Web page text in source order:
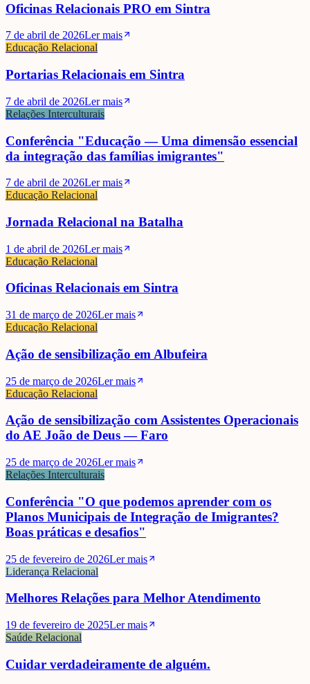
Oficinas Relacionais PRO em Sintra
7 de abril de 2026Ler mais
Educação Relacional
Portarias Relacionais em Sintra
7 de abril de 2026Ler mais
Relações Interculturais
Conferência "Educação — Uma dimensão essencial
da integração das famílias imigrantes"
7 de abril de 2026Ler mais
Educação Relacional
Jornada Relacional na Batalha
1 de abril de 2026Ler mais
Educação Relacional
Oficinas Relacionais em Sintra
31 de março de 2026Ler mais
Educação Relacional
Ação de sensibilização em Albufeira
25 de março de 2026Ler mais
Educação Relacional
Ação de sensibilização com Assistentes Operacionais
do AE João de Deus — Faro
25 de março de 2026Ler mais
Relações Interculturais
Conferência "O que podemos aprender com os
Planos Municipais de Integração de Imigrantes?
Boas práticas e desafios"
25 de fevereiro de 2026Ler mais
Liderança Relacional
Melhores Relações para Melhor Atendimento
19 de fevereiro de 2025Ler mais
Saúde Relacional
Cuidar verdadeiramente de alguém.